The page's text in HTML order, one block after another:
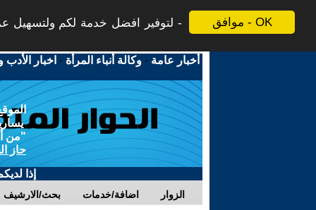
موافق - OK لتوفير افضل خدمة لكم ولتسهيل
أخبار عامة -وكالة أنباء المرأة - اخبار الأدب
"من
حاز
إذا
بحث/الارشيف اضافة/خدمات الزوار